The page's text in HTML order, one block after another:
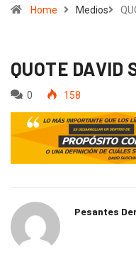
Home Medios
QUOTE DAVID
0 158
Pesantes